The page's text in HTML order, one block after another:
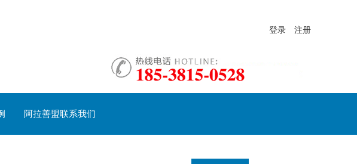
登录 注册
阿拉善盟联系我们